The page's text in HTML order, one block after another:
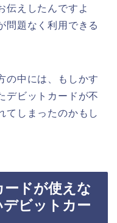
伝えしたんですよ
問題なく利用できる
の中には、もしかす
デビットカードが不
てしまったのかもし
ドが使えな
デビットカー